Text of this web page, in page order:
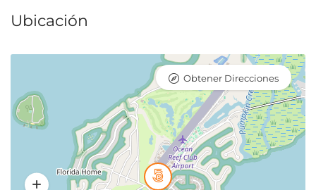
Ubicación
Obtener Direcciones